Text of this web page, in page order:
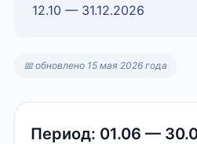
12.10 — 31.12.2026
📅 обновлено 15 мая 2026 года
Период: 01.06 —